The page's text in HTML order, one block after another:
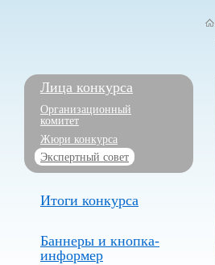
Лица конкурса
Организационный
комитет
Жюри конкурса
Экспертный совет
Итоги конкурса
Баннеры и кнопка-
информер